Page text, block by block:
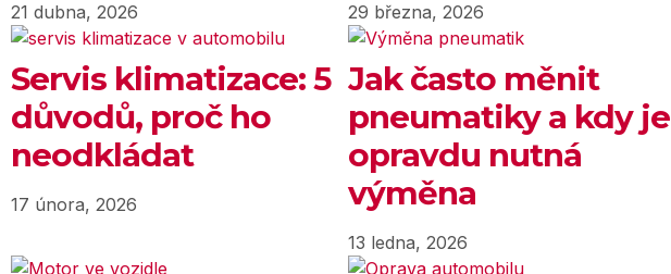
21 dubna, 2026 29 března, 2026
Servis klimatizace: 5
důvodů, proč ho
neodkládat
17 února, 2026
Jak často měnit
pneumatiky a kdy je
opravdu nutná
výměna
13 ledna, 2026